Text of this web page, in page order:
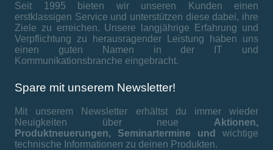
Seit 1995 bieten wir unseren Kunden einen
erstklassigen Service und unterstützen diese dabei, ihre
Ziele zu erreichen. Unsere langjährige Erfahrung und
Verpflichtung zu herausragender Leistung haben uns
einen guten Namen in der IT und
Kommunikationsbranche eingebracht.
Spare mit unserem Newsletter!
Mit unserem Newsletter erhältst du immer wieder
Neuigkeiten über neue Aktionen,
Produktneuerungen, Seminartermine und wichtige
technische Informationen zu deinen Produkten.